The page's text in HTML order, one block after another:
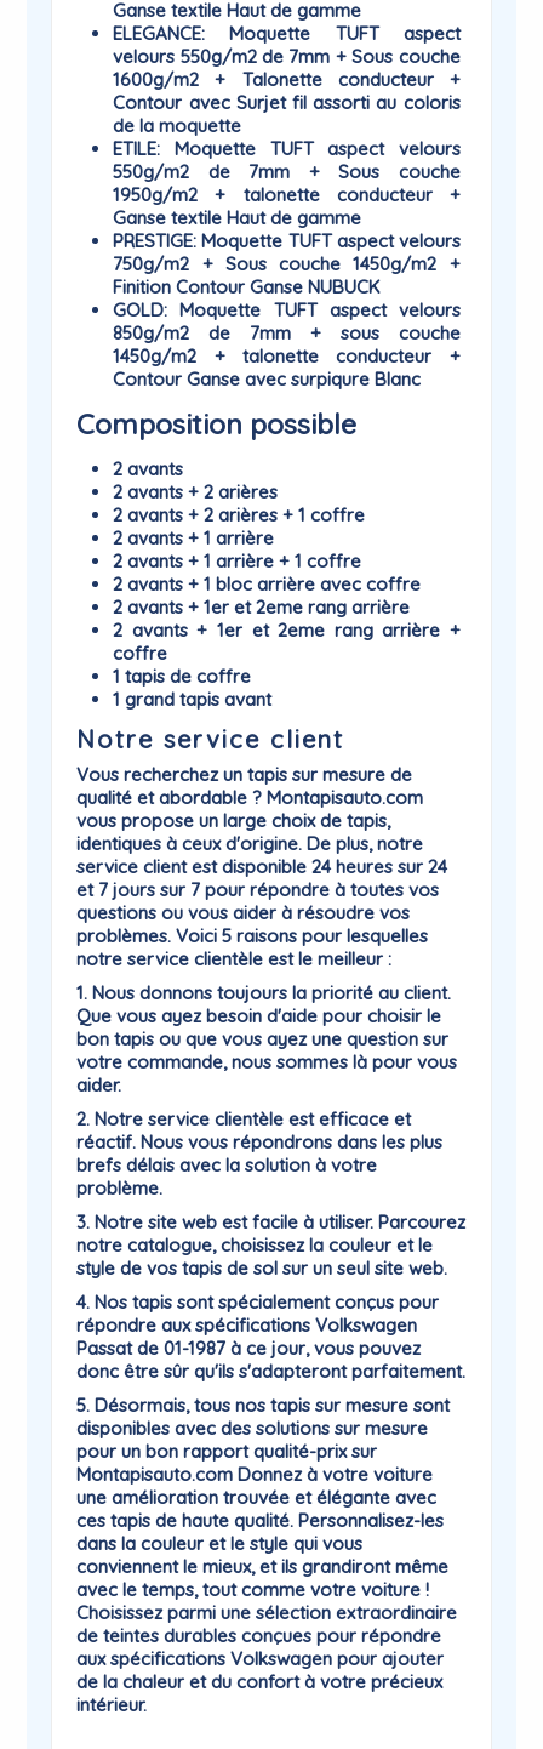
Ganse textile Haut de gamme
ELEGANCE: Moquette TUFT aspect
velours 550g/m2 de 7mm + Sous couche
1600g/m2 + Talonette conducteur +
Contour avec Surjet fil assorti au coloris
de la moquette
ETILE: Moquette TUFT aspect velours
550g/m2 de 7mm + Sous couche
1950g/m2 + talonette conducteur +
Ganse textile Haut de gamme
PRESTIGE: Moquette TUFT aspect velours
750g/m2 + Sous couche 1450g/m2 +
Finition Contour Ganse NUBUCK
GOLD: Moquette TUFT aspect velours
850g/m2 de 7mm + sous couche
1450g/m2 + talonette conducteur +
Contour Ganse avec surpiqure Blanc
Composition possible
2 avants
2 avants + 2 arières
2 avants + 2 arières + 1 coffre
2 avants + 1 arrière
2 avants + 1 arrière + 1 coffre
2 avants + 1 bloc arrière avec coffre
2 avants + 1er et 2eme rang arrière
2 avants + 1er et 2eme rang arrière +
coffre
1 tapis de coffre
1 grand tapis avant
Notre service client
Vous recherchez un tapis sur mesure de
qualité et abordable ? Montapisauto.com
vous propose un large choix de tapis,
identiques à ceux d'origine. De plus, notre
service client est disponible 24 heures sur 24
et 7 jours sur 7 pour répondre à toutes vos
questions ou vous aider à résoudre vos
problèmes. Voici 5 raisons pour lesquelles
notre service clientèle est le meilleur :
1. Nous donnons toujours la priorité au client.
Que vous ayez besoin d'aide pour choisir le
bon tapis ou que vous ayez une question sur
votre commande, nous sommes là pour vous
aider.
2. Notre service clientèle est efficace et
réactif. Nous vous répondrons dans les plus
brefs délais avec la solution à votre
problème.
3. Notre site web est facile à utiliser. Parcourez
notre catalogue, choisissez la couleur et le
style de vos tapis de sol sur un seul site web.
4. Nos tapis sont spécialement conçus pour
répondre aux spécifications Volkswagen
Passat de 01-1987 à ce jour, vous pouvez
donc être sûr qu'ils s'adapteront parfaitement.
5. Désormais, tous nos tapis sur mesure sont
disponibles avec des solutions sur mesure
pour un bon rapport qualité-prix sur
Montapisauto.com Donnez à votre voiture
une amélioration trouvée et élégante avec
ces tapis de haute qualité. Personnalisez-les
dans la couleur et le style qui vous
conviennent le mieux, et ils grandiront même
avec le temps, tout comme votre voiture !
Choisissez parmi une sélection extraordinaire
de teintes durables conçues pour répondre
aux spécifications Volkswagen pour ajouter
de la chaleur et du confort à votre précieux
intérieur.